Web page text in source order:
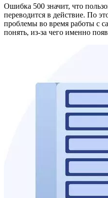
Ошибка 500 значит, что
переводится в действие. По
проблемы во время работы с
понять, из-за чего именно